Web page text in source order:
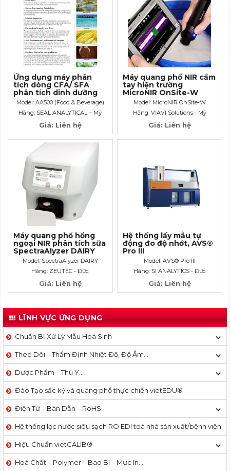
Ứng dụng máy phân
tích dòng CFA/ SFA
phân tích dinh dưỡng
Rượu; Bia
Model: AA500 (Food & Beverage)
Hãng: SEAL ANALYTICAL – Mỹ
Giá: Liên hệ
Máy quang phổ NIR cầm
tay hiện trường
MicroNIR OnSite-W
Model: MicroNIR OnSite-W
Hãng: VIAVI Solutions - Mỹ
Giá: Liên hệ
Máy quang phổ hồng
ngoại NIR phân tích sữa
SpectraAlyzer DAIRY
Model: SpectraAlyzer DAIRY
Hãng: ZEUTEC - Đức
Giá: Liên hệ
Hệ thống lấy mẫu tự
động đo độ nhớt, AVS®
Pro III
Model: AVS® Pro III
Hãng: SI ANALYTICS - Đức
Giá: Liên hệ
LĨNH VỰC ỨNG DỤNG
Chuẩn Bị Xử Lý Mẫu Hoá Sinh
Theo Dõi – Thẩm Định Nhiệt Độ, Độ Ẩm…
Dược Phẩm – Thú Y…
Đào Tạo sắc ký và quang phổ thực chiến vietEDU®
Điện Tử – Bán Dẫn – RoHS
Hệ thống lọc nước siêu sạch RO EDI​​ toà nhà sản xuất/bệnh viện
Hiệu Chuẩn vietCALIB®
Hoá Chất – Polymer – Bao Bì – Mực In…